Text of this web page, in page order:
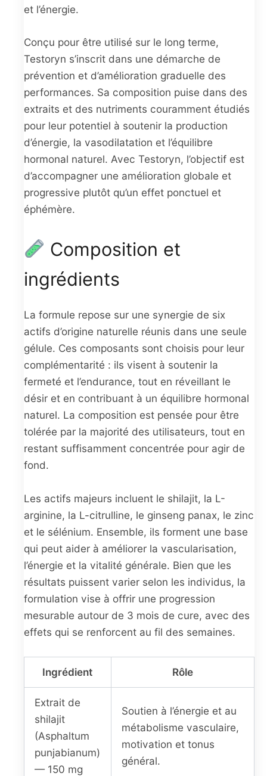
et l’énergie.
Conçu pour être utilisé sur le long terme,
Testoryn s’inscrit dans une démarche de
prévention et d’amélioration graduelle des
performances. Sa composition puise dans des
extraits et des nutriments couramment étudiés
pour leur potentiel à soutenir la production
d’énergie, la vasodilatation et l’équilibre
hormonal naturel. Avec Testoryn, l’objectif est
d’accompagner une amélioration globale et
progressive plutôt qu’un effet ponctuel et
éphémère.
Composition et
ingrédients
La formule repose sur une synergie de six
actifs d’origine naturelle réunis dans une seule
gélule. Ces composants sont choisis pour leur
complémentarité : ils visent à soutenir la
fermeté et l’endurance, tout en réveillant le
désir et en contribuant à un équilibre hormonal
naturel. La composition est pensée pour être
tolérée par la majorité des utilisateurs, tout en
restant suffisamment concentrée pour agir de
fond.
Les actifs majeurs incluent le shilajit, la L-
arginine, la L-citrulline, le ginseng panax, le zinc
et le sélénium. Ensemble, ils forment une base
qui peut aider à améliorer la vascularisation,
l’énergie et la vitalité générale. Bien que les
résultats puissent varier selon les individus, la
formulation vise à offrir une progression
mesurable autour de 3 mois de cure, avec des
effets qui se renforcent au fil des semaines.
Ingrédient Rôle
Extrait de
shilajit
(Asphaltum
punjabianum)
— 150 mg
Soutien à l’énergie et au
métabolisme vasculaire,
motivation et tonus
général.